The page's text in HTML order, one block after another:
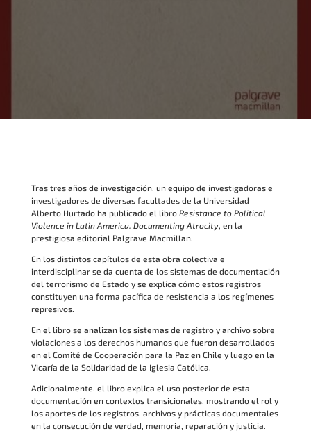
Tras tres años de investigación, un equipo de investigadoras e
investigadores de diversas facultades de la Universidad
Alberto Hurtado ha publicado el libro Resistance to Political
Violence in Latin America. Documenting Atrocity, en la
prestigiosa editorial Palgrave Macmillan.
En los distintos capítulos de esta obra colectiva e
interdisciplinar se da cuenta de los sistemas de documentación
del terrorismo de Estado y se explica cómo estos registros
constituyen una forma pacífica de resistencia a los regímenes
represivos.
En el libro se analizan los sistemas de registro y archivo sobre
violaciones a los derechos humanos que fueron desarrollados
en el Comité de Cooperación para la Paz en Chile y luego en la
Vicaría de la Solidaridad de la Iglesia Católica.
Adicionalmente, el libro explica el uso posterior de esta
documentación en contextos transicionales, mostrando el rol y
los aportes de los registros, archivos y prácticas documentales
en la consecución de verdad, memoria, reparación y justicia.